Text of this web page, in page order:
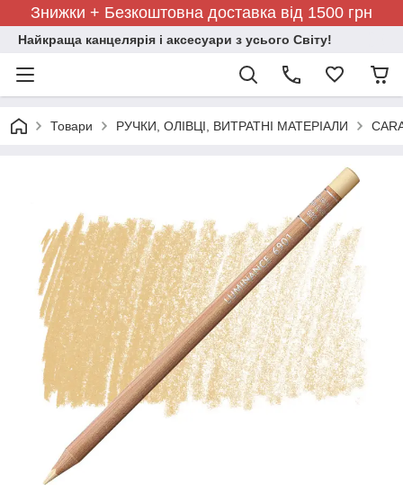
Знижки + Безкоштовна доставка від 1500 грн
Найкраща канцелярія і аксесуари з усього Світу!
Товари РУЧКИ, ОЛІВЦІ, ВИТРАТНІ МАТЕРІАЛИ